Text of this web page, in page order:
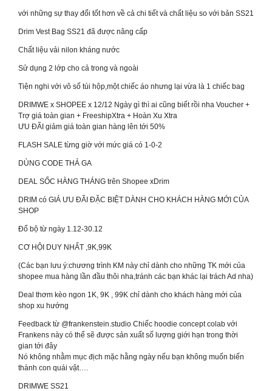
với những sự thay đổi tốt hơn về cả chi tiết và chất liệu so với bản SS21
Drim Vest Bag SS21 đã được nâng cấp
Chất liệu vải nilon kháng nước
Sử dụng 2 lớp cho cả trong và ngoài
Tiện nghi với vô số túi hộp,một chiếc áo nhưng lại vừa là 1 chiếc bag
DRIMWE x SHOPEE x 12/12 Ngày gì thì ai cũng biết rồi nha Voucher +
Trợ giá toàn gian + FreeshipXtra + Hoàn Xu Xtra
ƯU ĐÃI giảm giá toàn gian hàng lên tới 50%
FLASH SALE từng giờ với mức giá có 1-0-2
DÙNG CODE THẢ GA
DEAL SỐC HÀNG THÁNG trên Shopee xDrim
DRIM có GIÁ ƯU ĐÃI ĐẶC BIỆT DÀNH CHO KHÁCH HÀNG MỚI CỦA
SHOP
Đổ bộ từ ngày 1.12-30.12
CƠ HỘI DUY NHẤT ,9K,99K
(Các bạn lưu ý:chương trình KM này chỉ dành cho những TK mới của
shopee mua hàng lần đầu thôi nha,tránh các bạn khác lại trách Ad nha)
Deal thơm kèo ngon 1K, 9K , 99K chỉ dành cho khách hàng mới của
shop xu hướng
Feedback từ @frankenstein.studio Chiếc hoodie concept colab với
Frankens này có thể sẽ được sản xuất số lượng giới hạn trong thời
gian tới đây
Nó không nhằm mục địch mặc hằng ngày nếu bạn không muốn biến
thành con quái vật….
DRIMWE SS21